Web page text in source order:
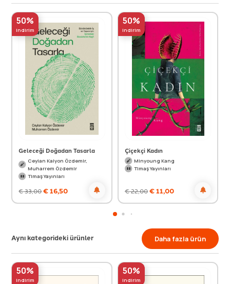
50%
indirim
Geleceği Doğadan Tasarla
Ceylan Kalyon Özdemir,
Muharrem Özdemir
Timaş Yayınları
€33,00€16,50
50%
indirim
Çiçekçi Kadın
Minyoung Kang
Timaş Yayınları
€22,00€11,00
Aynı kategorideki ürünler Daha fazla ürün
50%
indirim
50%
indirim